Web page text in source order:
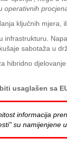
ključnih mjera,
sabotaža u
hibridno
usaglašen sa
informacija
su namijenjene